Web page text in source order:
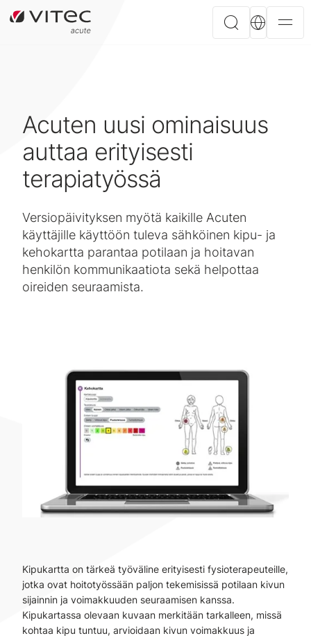
Acuten uusi ominaisuus
auttaa erityisesti
terapiatyössä
Versiopäivityksen myötä kaikille Acuten
käyttäjille käyttöön tuleva sähköinen kipu- ja
kehokartta parantaa potilaan ja hoitavan
henkilön kommunikaatiota sekä helpottaa
oireiden seuraamista.
Kipukartta on tärkeä työväline erityisesti fysioterapeuteille,
jotka ovat hoitotyössään paljon tekemisissä potilaan kivun
sijainnin ja voimakkuuden seuraamisen kanssa.
Kipukartassa olevaan kuvaan merkitään tarkalleen, missä
kohtaa kipu tuntuu, arvioidaan kivun voimakkuus ja